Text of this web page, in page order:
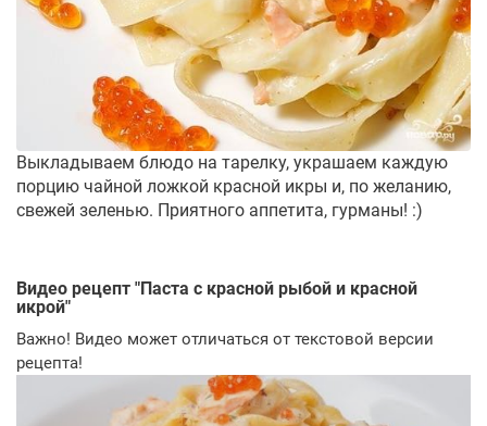
Выкладываем блюдо на тарелку, украшаем каждую
порцию чайной ложкой красной икры и, по желанию,
свежей зеленью. Приятного аппетита, гурманы! :)
Видео рецепт "Паста с красной рыбой и красной
икрой"
Важно! Видео может отличаться от текстовой версии
рецепта!